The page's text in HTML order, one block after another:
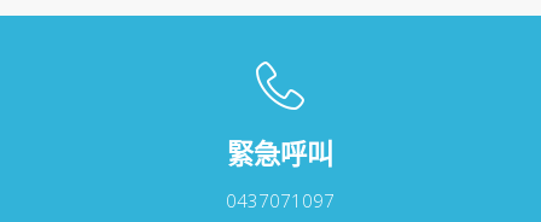
緊急呼叫
0437071097